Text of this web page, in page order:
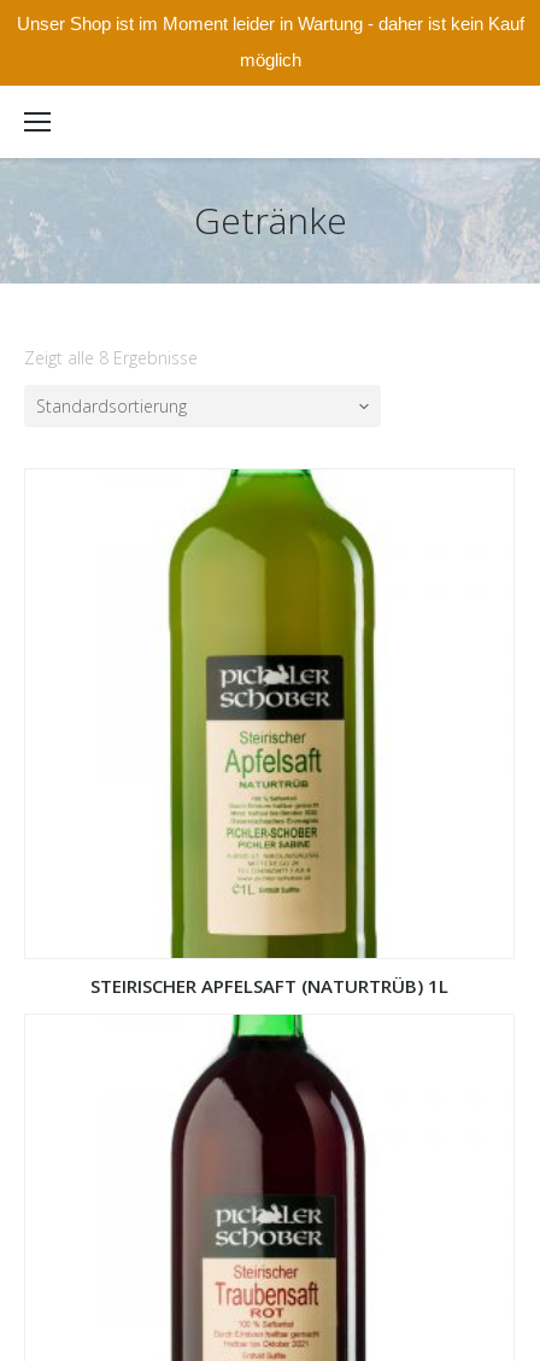
Unser Shop ist im Moment leider in Wartung - daher ist kein Kauf
möglich
Getränke
Zeigt alle 8 Ergebnisse
Standardsortierung
STEIRISCHER APFELSAFT (NATURTRÜB) 1L